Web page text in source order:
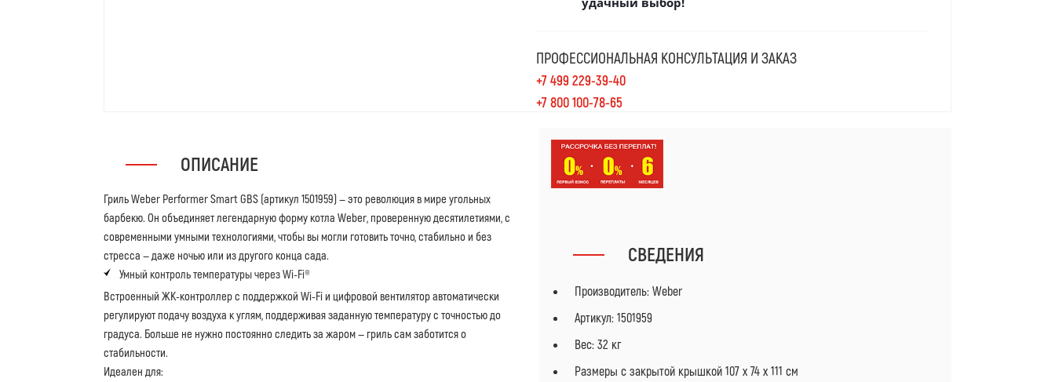
ПРОФЕССИОНАЛЬНАЯ КОНСУЛЬТАЦИЯ И ЗАКАЗ
+7 499 229-39-40
+7 800 100-78-65
ОПИСАНИЕ
Гриль Weber Performer Smart GBS (артикул 1501959) — это революция в мире угольных
барбекю. Он объединяет легендарную форму котла Weber, проверенную десятилетиями, с
современными умными технологиями, чтобы вы могли готовить точно, стабильно и без
стресса — даже ночью или из другого конца сада.
Умный контроль температуры через Wi-Fi®
Встроенный ЖК-контроллер с поддержкой Wi-Fi и цифровой вентилятор автоматически
регулируют подачу воздуха к углям, поддерживая заданную температуру с точностью до
градуса. Больше не нужно постоянно следить за жаром — гриль сам заботится о
стабильности.
Идеален для:
СВЕДЕНИЯ
Производитель: Weber
Артикул: 1501959
Вес: 32 кг
Размеры с закрытой крышкой 107 x 74 x 111 см